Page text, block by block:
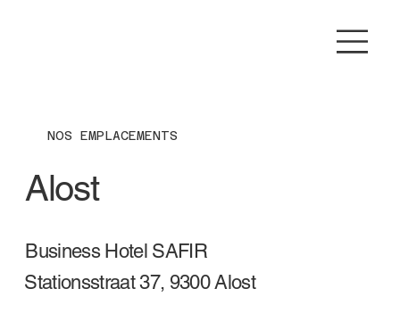
NOS EMPLACEMENTS
Alost
Business Hotel SAFIR
Stationsstraat 37, 9300 Alost